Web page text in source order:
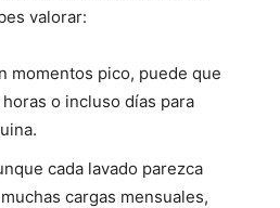
valorar:
momentos pico, puede que
o incluso días para
cada lavado parezca
cargas mensuales,